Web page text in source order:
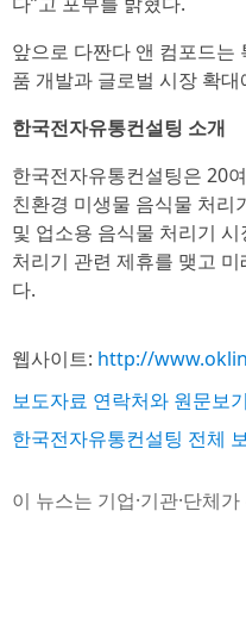
앞으로 다짠다 앤 컴포드는
품 개발과 글로벌 시장 확
한국전자유통컨설팅 소개
한국전자유통컨설팅은 20
친환경 미생물 음식물 처리
및 업소용 음식물 처리기
처리기 관련 제휴를 맺고
다.
웹사이트: http://
보도자료 연락처와 원문보
한국전자유통컨설팅 전체
이 뉴스는 기업·기관·단체